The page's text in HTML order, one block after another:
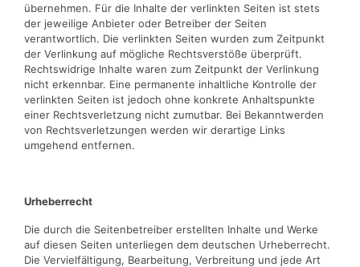
übernehmen. Für die Inhalte der verlinkten Seiten ist stets
der jeweilige Anbieter oder Betreiber der Seiten
verantwortlich. Die verlinkten Seiten wurden zum Zeitpunkt
der Verlinkung auf mögliche Rechtsverstöße überprüft.
Rechtswidrige Inhalte waren zum Zeitpunkt der Verlinkung
nicht erkennbar. Eine permanente inhaltliche Kontrolle der
verlinkten Seiten ist jedoch ohne konkrete Anhaltspunkte
einer Rechtsverletzung nicht zumutbar. Bei Bekanntwerden
von Rechtsverletzungen werden wir derartige Links
umgehend entfernen.
Urheberrecht
Die durch die Seitenbetreiber erstellten Inhalte und Werke
auf diesen Seiten unterliegen dem deutschen Urheberrecht.
Die Vervielfältigung, Bearbeitung, Verbreitung und jede Art